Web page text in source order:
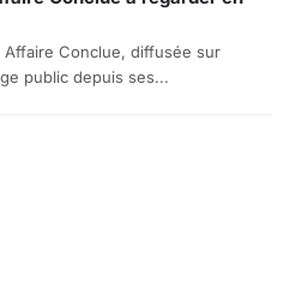
Conclue, diffusée sur
public depuis ses...